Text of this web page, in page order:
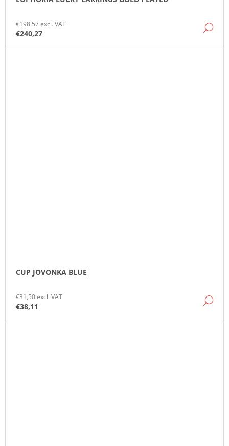
€198,57 excl. VAT
€240,27
CUP JOVONKA BLUE
€31,50 excl. VAT
€38,11